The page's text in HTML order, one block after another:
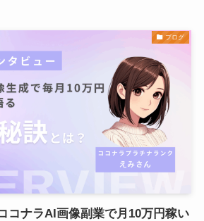
ブログ
コナラAI画像副業で月10万円稼い